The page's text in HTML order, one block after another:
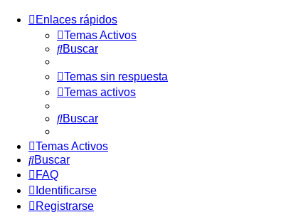
Enlaces rápidos
Temas Activos
Buscar
Temas sin respuesta
Temas activos
Buscar
Temas Activos
Buscar
FAQ
Identificarse
Registrarse